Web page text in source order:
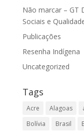
Não marcar – GT
Sociais e
Publicações
Resenha Indígena
Uncategorized
Tags
Acre Alagoas
Bolívia
Brasil